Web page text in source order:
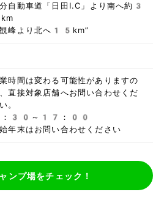
自動車道「日田I.C」より南へ約3
峰より北へ15km”
時間は変わる可能性がありますの
直接対象店舗へお問い合わせくだ
。
：30～17：00
年末はお問い合わせください
ンプ場をチェック！